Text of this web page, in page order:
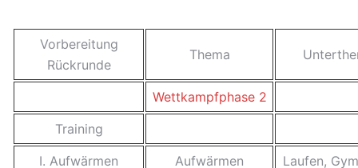
Vorbereitung
Rückrunde
Thema
Wettkampfphase 2
Training
I. Aufwärmen
Aufwärmen
Laufen,